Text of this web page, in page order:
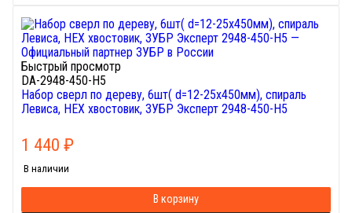
Быстрый просмотр
DA-2948-450-H5
Набор сверл по дереву, 6шт( d=12-25x450мм), спираль
Левиса, HEX хвостовик, ЗУБР Эксперт 2948-450-H5
1 440 ₽
В наличии
В корзину